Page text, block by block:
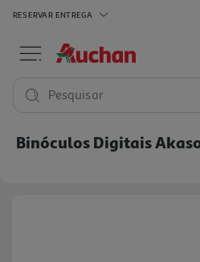
RESERVAR ENTREGA
Pesquisar
Binóculos Digitais